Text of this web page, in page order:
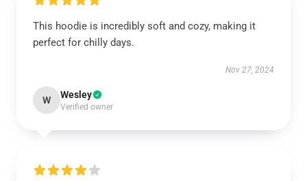
This hoodie is incredibly soft and cozy, making it
perfect for chilly days.
Nov 27, 2024
W Wesley
Verified owner